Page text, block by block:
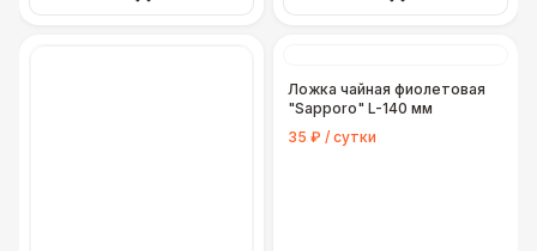
Ложка чайная фиолетовая
"Sapporo" L-140 мм
35 ₽ / сутки